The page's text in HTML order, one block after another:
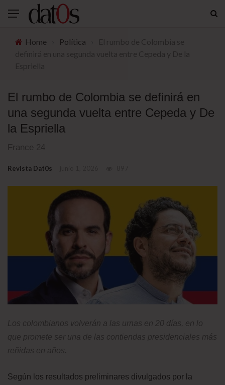
Home Política
El rumbo de Colombia se definirá en
una segunda vuelta entre Cepeda y De
la Espriella
France 24
Revista Dat0s
Los colombianos volverán a las urnas en 20 días, en lo
que promete ser una de las contiendas presidenciales más
reñidas en años.
Según los resultados preliminares divulgados por la